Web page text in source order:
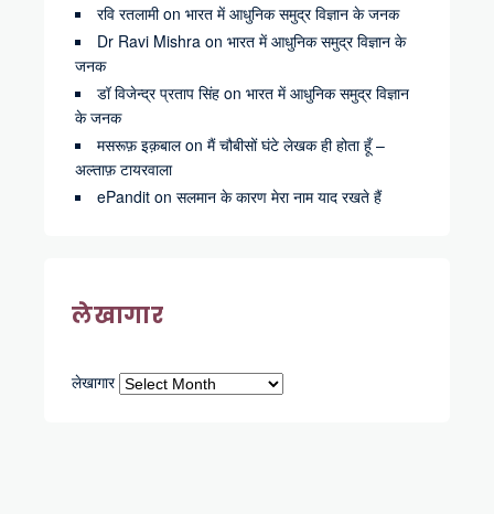
रवि रतलामीon भारत में आधुनिक समुद्र विज्ञान के जनक
Dr Ravi Mishra on भारत में आधुनिक समुद्र विज्ञान के
जनक
डॉ विजेन्द्र प्रताप सिंह on भारत में आधुनिक समुद्र विज्ञान
के जनक
मसरूफ़ इक़बालon मैं चौबीसों घंटे लेखक ही होता हूँ –
अल्ताफ़ टायरवाला
ePandit on सलमान के कारण मेरा नाम याद रखते हैं
लेखागार
लेखागार